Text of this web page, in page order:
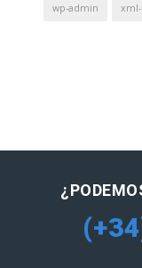
wp-admin